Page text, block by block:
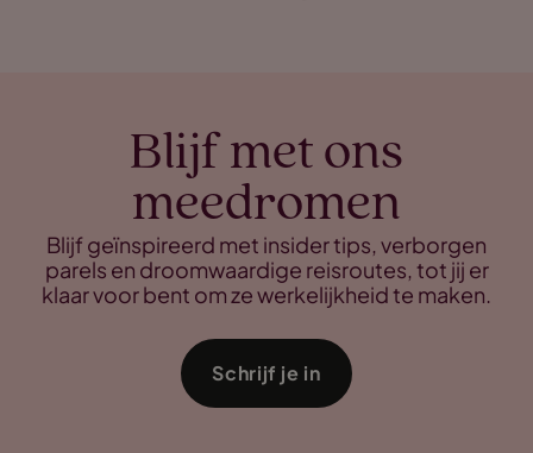
Blijf met ons
meedromen
Blijf geïnspireerd met insider tips, verborgen
parels en droomwaardige reisroutes, tot jij er
klaar voor bent om ze werkelijkheid te maken.
Schrijf je in